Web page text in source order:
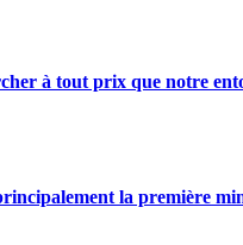
à tout prix que notre
la première